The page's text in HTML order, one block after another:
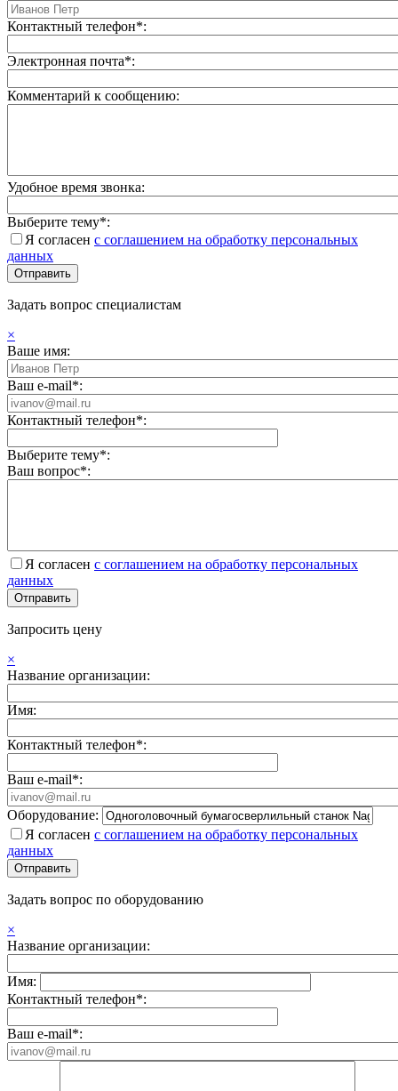
Контактный телефон*:
Электронная почта*:
Комментарий к сообщению:
Удобное время звонка:
Выберите тему*:
Я согласен с соглашением на обработку персональных
данных
Задать вопрос специалистам
×
Ваше имя:
Ваш e-mail*:
Контактный телефон*:
Выберите тему*:
Ваш вопрос*:
Я согласен с соглашением на обработку персональных
данных
Запросить цену
×
Название организации:
Имя:
Контактный телефон*:
Ваш e-mail*:
Оборудование:
Я согласен с соглашением на обработку персональных
данных
Задать вопрос по оборудованию
×
Название организации:
Имя:
Контактный телефон*:
Ваш e-mail*: